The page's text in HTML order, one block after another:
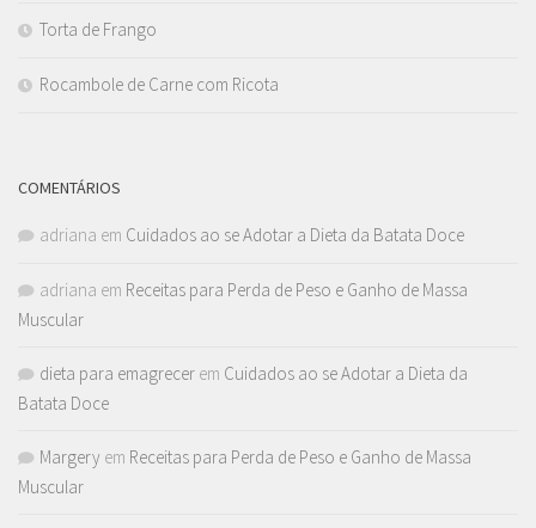
Torta de Frango
Rocambole de Carne com Ricota
COMENTÁRIOS
adriana em Cuidados ao se Adotar a Dieta da Batata Doce
adriana em Receitas para Perda de Peso e Ganho de Massa
Muscular
dieta para emagrecer em Cuidados ao se Adotar a Dieta da
Batata Doce
Margery em Receitas para Perda de Peso e Ganho de Massa
Muscular